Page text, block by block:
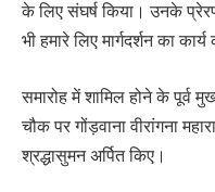
के लिए संघर्ष किया। उनके
भी हमारे लिए मार्गदर्शन का
समारोह में शामिल होने के पूर्व
चौक पर गोंड़वाना वीरांगना
श्रद्धासुमन अर्पित किए।